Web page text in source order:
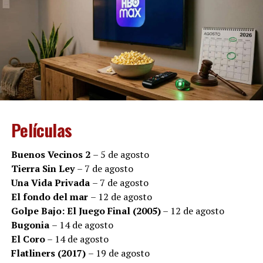
capaz de cambiarlo todo.
Sin plantear un discurso político, “Instante” propone
una mirada íntima sobre una realidad que hoy vuelve a
estar en agenda. La película invita a reflexionar sobre el
impacto humano de la enfermedad, la importancia del
acompañamiento y la esperanza que puede surgir aun
en los escenarios más adversos.
En un contexto en el que miles de pacientes y sus
familias expresan preocupación por el acceso a
tratamientos y medicamentos, el estreno adquiere una
resonancia especial: detrás de cada diagnóstico existen
historias de amor, de miedo, de fortaleza y de personas
que luchan por seguir viviendo.
Películas
Buenos Vecinos 2 – 5 de agosto
Tierra Sin Ley– 7 de agosto
Una Vida Privada – 7 de agosto
El fondo del mar – 12 de agosto
Golpe Bajo: El Juego Final (2005)– 12 de agosto
Bugonia – 14 de agosto
El Coro– 14 de agosto
Flatliners (2017) – 19 de agosto